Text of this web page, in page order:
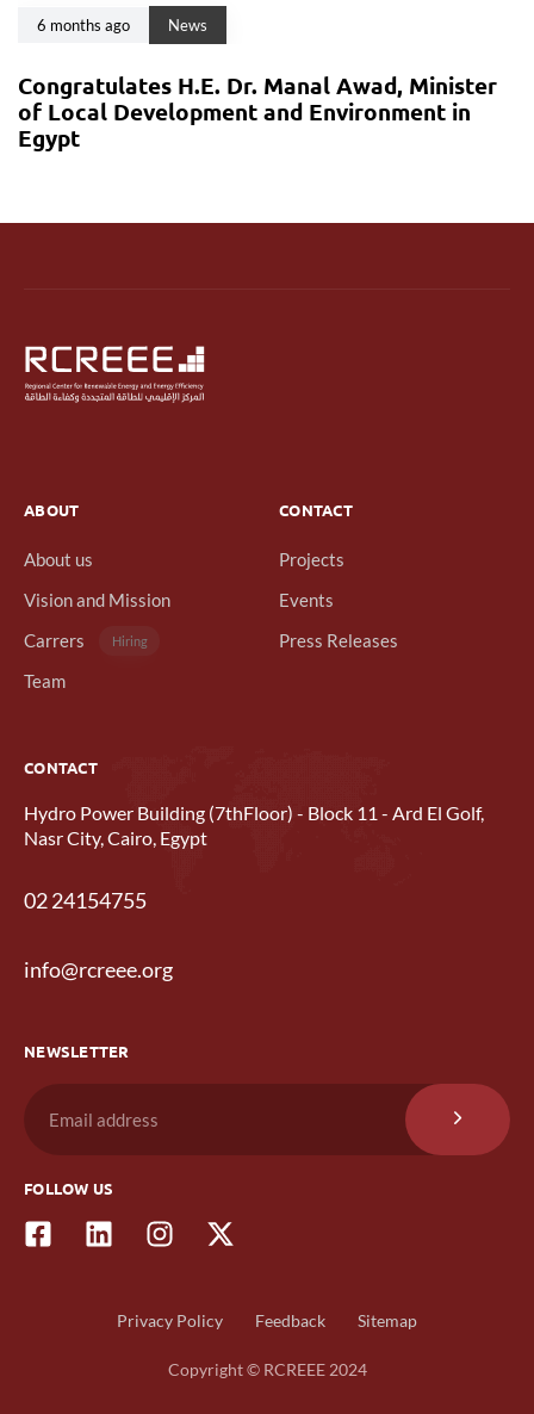
6 months ago News
Congratulates H.E. Dr. Manal Awad, Minister
of Local Development and Environment in
Egypt
ABOUT
About us
Vision and Mission
Carrers
Hiring
Team
CONTACT
Projects
Events
Press Releases
CONTACT
Hydro Power Building (7thFloor) - Block 11 - Ard El Golf,
Nasr City, Cairo, Egypt
02 24154755
info@rcreee.org
NEWSLETTER
FOLLOW US
Privacy Policy Feedback Sitemap
Copyright © RCREEE 2024